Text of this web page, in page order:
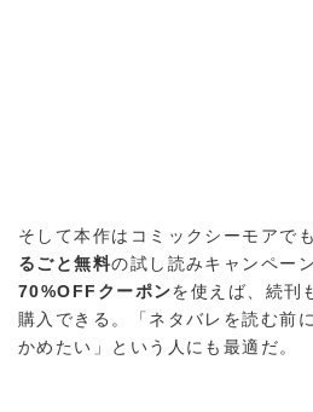
そして本作はコミックシーモアで
るごと無料の試し読みキャンペー
70%OFFクーポンを使えば、続刊
購入できる。「ネタバレを読む前
かめたい」という人にも最適だ。